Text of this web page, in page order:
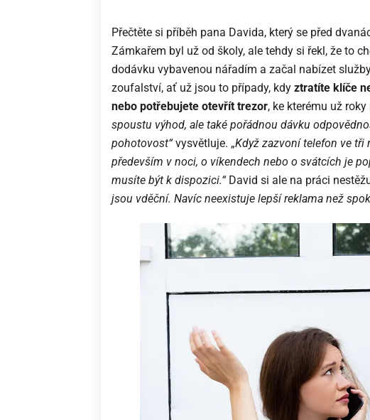
Přečtěte si příběh pana Davida, který se před
Zámkařem byl už od školy, ale tehdy si řekl, že to
dodávku vybavenou nářadím a začal nabízet
zoufalství, ať už jsou to případy, kdy ztratíte klíče
nebo potřebujete otevřít trezor, ke kterému už
spoustu výhod, ale také pořádnou dávku
pohotovost“vysvětluje. „Když zazvoní telefon ve tři
především v noci, o víkendech nebo o svátcích je
musíte být k dispozici.“David si ale na práci
jsou vděční. Navíc neexistuje lepší reklama než